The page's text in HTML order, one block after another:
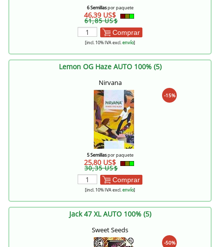
6 Semillaspor paquete
46,39 US$
61,85 US$
Comprar
[incl. 10% IVA excl.envío]
Lemon OG Haze AUTO 100% (5)
Nirvana
-15%
5 Semillaspor paquete
25,80 US$
30,35 US$
Comprar
[incl. 10% IVA excl.envío]
Jack 47 XL AUTO 100% (5)
Sweet Seeds
-50%